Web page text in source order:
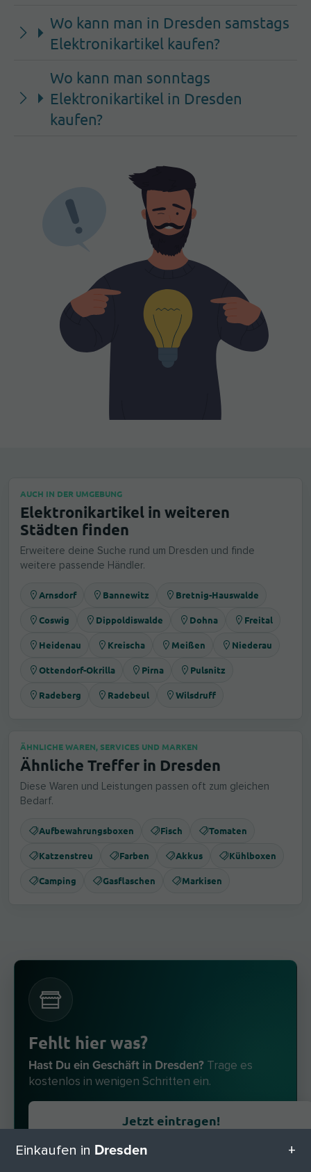
Wo kann man in Dresden samstags
Elektronikartikel kaufen?
Wo kann man sonntags
Elektronikartikel in Dresden
kaufen?
AUCH IN DER UMGEBUNG
Elektronikartikel in weiteren
Städten finden
Erweitere deine Suche rund um Dresden und finde
weitere passende Händler.
Arnsdorf Bannewitz Bretnig-Hauswalde
Coswig Dippoldiswalde Dohna Freital
Heidenau Kreischa Meißen Niederau
Ottendorf-Okrilla Pirna Pulsnitz
Radeberg Radebeul Wilsdruff
ÄHNLICHE WAREN, SERVICES UND MARKEN
Ähnliche Treffer in Dresden
Diese Waren und Leistungen passen oft zum gleichen
Bedarf.
Aufbewahrungsboxen Fisch Tomaten
Katzenstreu Farben Akkus Kühlboxen
Camping Gasflaschen Markisen
Fehlt hier was?
Hast Du ein Geschäft in Dresden? Trage es
kostenlos in wenigen Schritten ein.
Jetzt eintragen!
Einkaufen in Dresden